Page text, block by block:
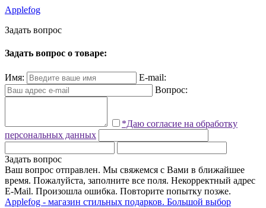
Applefog
Задать вопрос
Задать вопрос о товаре:
Имя:
E-mail:
Вопрос:
*Даю согласие на обработку
персональных данных
Задать вопрос
Ваш вопрос отправлен. Мы свяжемся с Вами в ближайшее
время. Пожалуйста, заполните все поля. Некорректный адрес
E-Mail. Произошла ошибка. Повторите попытку позже.
Applefog - магазин стильных подарков. Большой выбор